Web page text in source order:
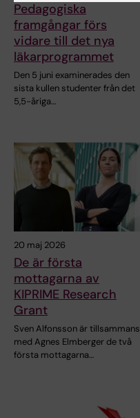
Pedagogiska
framgångar förs
vidare till det nya
läkarprogrammet
Den 5 juni examinerades den
sista kullen studenter från det
5,5-åriga…
20 maj 2026
De är första
mottagarna av
KIPRIME Research
Grant
Sven Alfonsson är tillsammans
med Agnes Elmberger de två
första mottagarna…